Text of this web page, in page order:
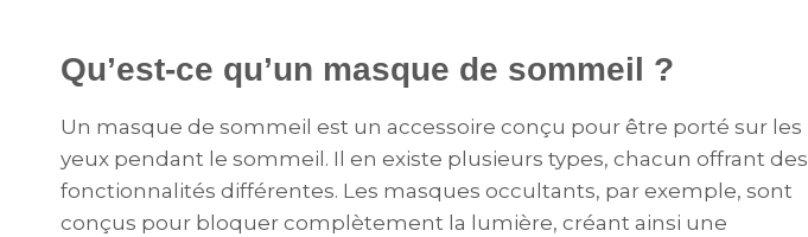
Qu’est-ce qu’un masque de sommeil ?
Un masque de sommeil est un accessoire conçu pour être porté sur les
yeux pendant le sommeil. Il en existe plusieurs types, chacun offrant des
fonctionnalités différentes. Les masques occultants, par exemple, sont
conçus pour bloquer complètement la lumière, créant ainsi une